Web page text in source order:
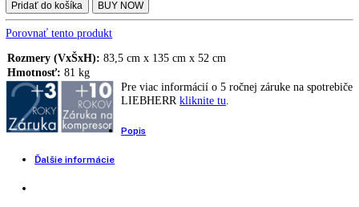
LIEBHERR GGU 1550 1.025,00€
Komerčná chladnička Perpetum PR 3
922,80€
Profi, obsah 304 l., 3x presklenné posuvné dvere s čiernym rámom,
horizontálne osvetlenie hore, vonkajší obal čierna, vonkajší digitálny
ukazovateľ, spotreba 2,1 kWh / 24 h
Komerčná
Perpetum